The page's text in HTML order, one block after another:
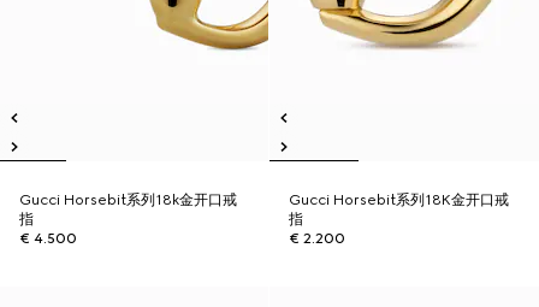
Gucci Horsebit系列18k金开口戒
指
€ 4.500
Gucci Horsebit系列18K金开口戒
指
€ 2.200